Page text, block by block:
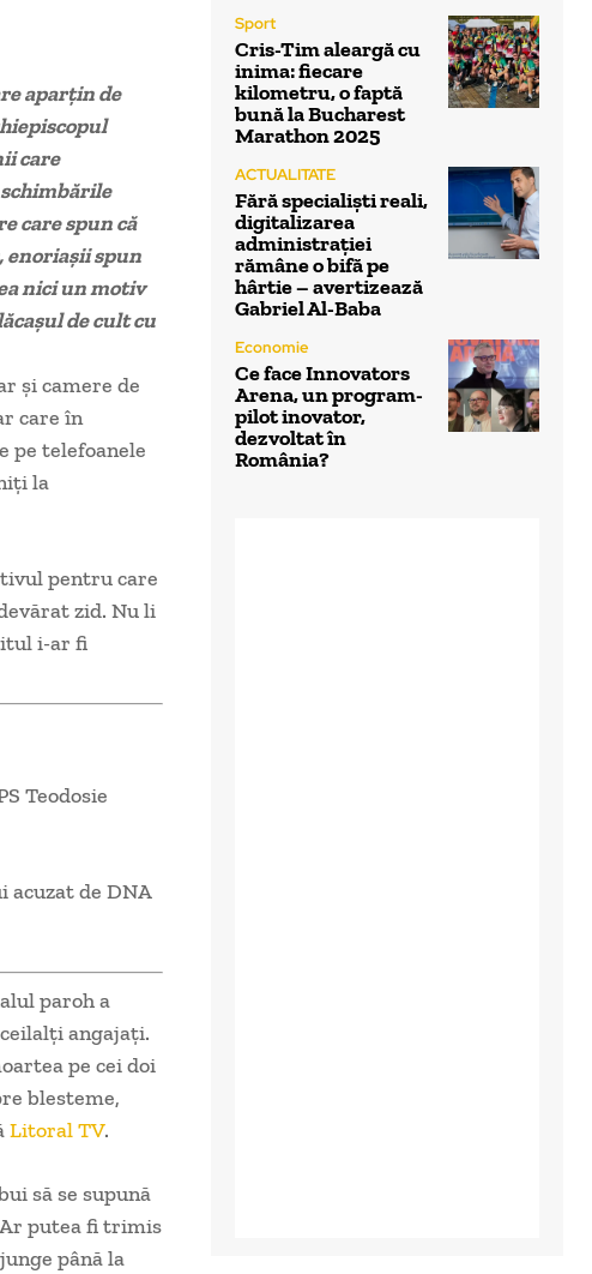
aparțin de
care
care spun că
enoriașii spun
nici un motiv
de cult cu
și camere de
care în
pe telefoanele
la
pentru care
zid. Nu li
i-ar fi
Teodosie
acuzat de DNA
paroh a
angajați.
pe cei doi
blesteme,
Litoral TV.
să se supună
putea fi trimis
până la
Sport
Cris-Tim aleargă cu
inima: fiecare
kilometru, o faptă
bună la Bucharest
Marathon 2025
ACTUALITATE
Fără specialiști reali,
digitalizarea
administrației
rămâne o bifă pe
hârtie – avertizează
Gabriel Al-Baba
Economie
Ce face Innovators
Arena, un program-
pilot inovator,
dezvoltat în
România?